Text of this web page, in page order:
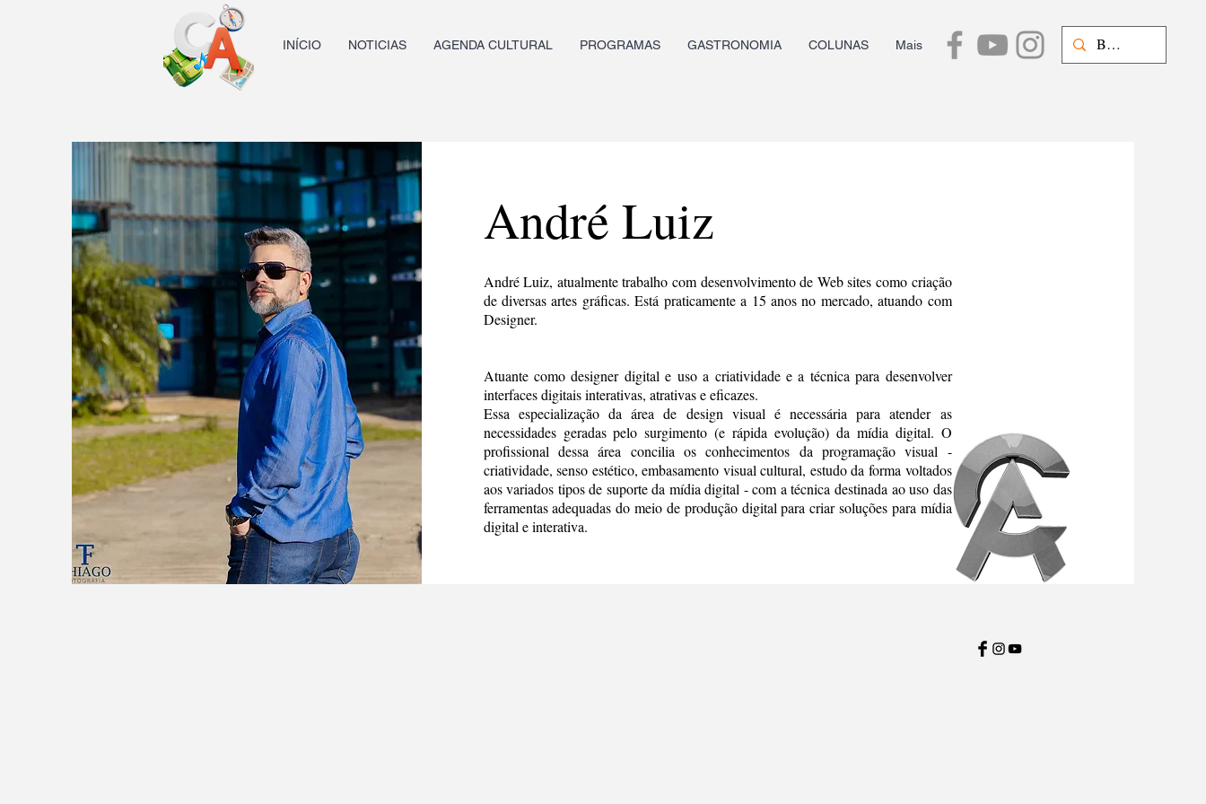
INÍCIO NOTICIAS AGENDA CULTURAL PROGRAMAS GASTRONOMIA COLUNAS Mais
André Luiz
André Luiz, atualmente trabalho com desenvolvimento de Web sites como criação
de diversas artes gráficas. Está praticamente a 15 anos no mercado, atuando com
Designer.
Atuante como designer digital e uso a criatividade e a técnica para desenvolver
interfaces digitais interativas, atrativas e eficazes.
Essa especialização da área de design visual é necessária para atender as
necessidades geradas pelo surgimento (e rápida evolução) da mídia digital. O
profissional dessa área concilia os conhecimentos da programação visual -
criatividade, senso estético, embasamento visual cultural, estudo da forma voltados
aos variados tipos de suporte da mídia digital - com a técnica destinada ao uso das
ferramentas adequadas do meio de produção digital para criar soluções para mídia
digital e interativa.